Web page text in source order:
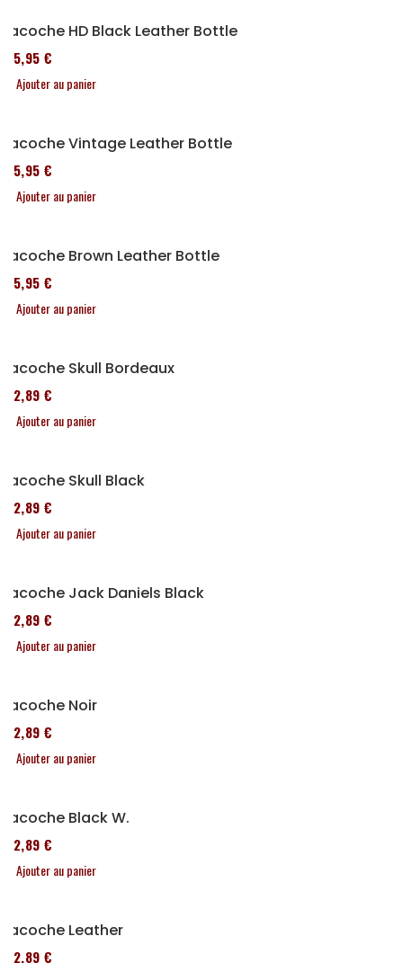
Sacoche HD Black Leather Bottle
185,95 €
Ajouter au panier
Sacoche Vintage Leather Bottle
185,95 €
Ajouter au panier
Sacoche Brown Leather Bottle
185,95 €
Ajouter au panier
Sacoche Skull Bordeaux
152,89 €
Ajouter au panier
Sacoche Skull Black
152,89 €
Ajouter au panier
Sacoche Jack Daniels Black
152,89 €
Ajouter au panier
Sacoche Noir
152,89 €
Ajouter au panier
Sacoche Black W.
152,89 €
Ajouter au panier
Sacoche Leather
152,89 €